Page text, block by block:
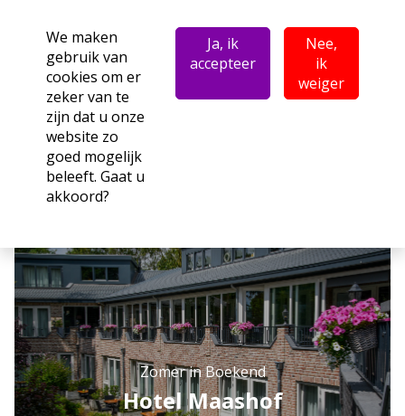
We maken
gebruik van
cookies om er
zeker van te
zijn dat u onze
website zo
goed mogelijk
beleeft. Gaat u
akkoord?
Ja, ik
accepteer
Nee,
ik
weiger
Zomer in Boekend
Hotel Maashof